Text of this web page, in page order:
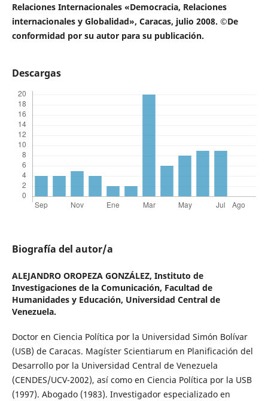
Relaciones Internacionales «Democracia, Relaciones
internacionales y Globalidad», Caracas, julio 2008. ©De
conformidad por su autor para su publicación.
Descargas
Biografía del autor/a
ALEJANDRO OROPEZA GONZÁLEZ, Instituto de
Investigaciones de la Comunicación, Facultad de
Humanidades y Educación, Universidad Central de
Venezuela.
Doctor en Ciencia Política por la Universidad Simón Bolívar
(USB) de Caracas. Magíster Scientiarum en Planificación del
Desarrollo por la Universidad Central de Venezuela
(CENDES/UCV-2002), así como en Ciencia Política por la USB
(1997). Abogado (1983). Investigador especializado en